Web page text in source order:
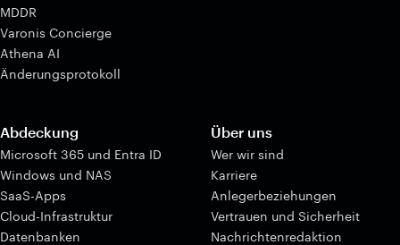
MDDR
Varonis Concierge
Athena AI
Änderungsprotokoll
Abdeckung
Microsoft 365 und Entra ID
Windows und NAS
SaaS-Apps
Cloud-Infrastruktur
Datenbanken
Über uns
Wer wir sind
Karriere
Anlegerbeziehungen
Vertrauen und Sicherheit
Nachrichtenredaktion